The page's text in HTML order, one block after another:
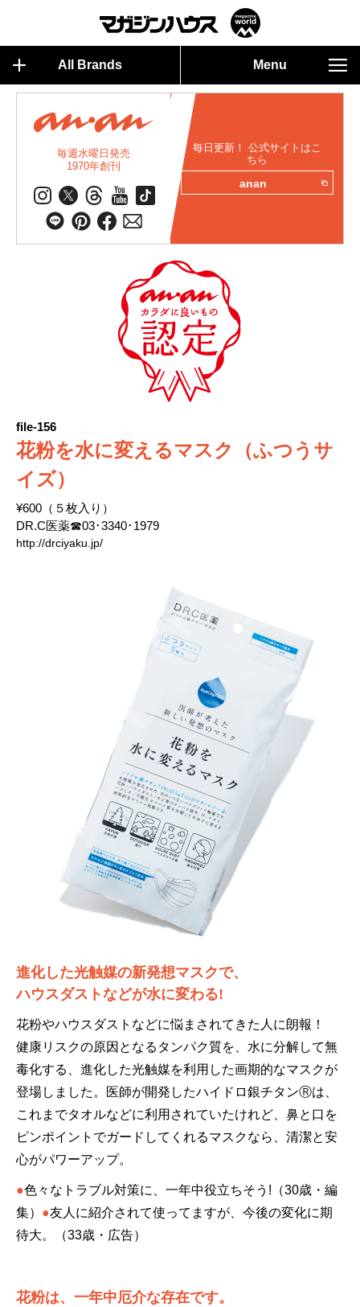
All Brands Menu
毎週水曜日発売
1970年創刊
毎日更新！ 公式サイトはこ
ちら
anan
file-156
花粉を水に変えるマスク（ふつうサ
イズ）
¥600（５枚入り）
DR.C医薬☎03･3340･1979
http://drciyaku.jp/
進化した光触媒の新発想マスクで、
ハウスダストなどが水に変わる!
花粉やハウスダストなどに悩まされてきた人に朗報！
健康リスクの原因となるタンパク質を、水に分解して無
毒化する、進化した光触媒を利用した画期的なマスクが
登場しました。医師が開発したハイドロ銀チタンⓇは、
これまでタオルなどに利用されていたけれど、鼻と口を
ピンポイントでガードしてくれるマスクなら、清潔と安
心がパワーアップ。
●色々なトラブル対策に、一年中役立ちそう!（30歳・編
集） ●友人に紹介されて使ってますが、今後の変化に期
待大。（33歳・広告）
花粉は、一年中厄介な存在です。